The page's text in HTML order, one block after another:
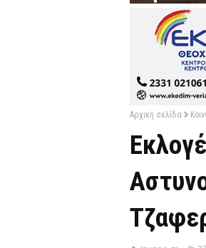
Αρχική σελίδα